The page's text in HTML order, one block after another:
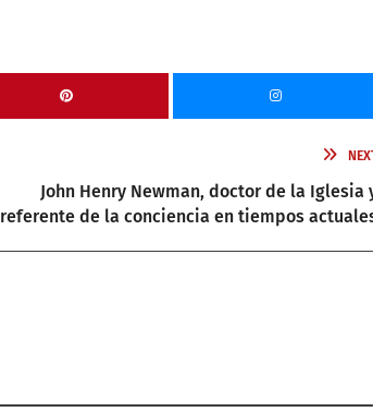
John Henry Newman, doctor de la Iglesia
referente de la conciencia en tiempos